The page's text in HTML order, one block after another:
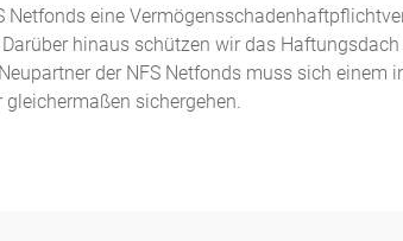
eine
hinaus schützen wir das
der NFS Netfonds muss sich einem
sichergehen.